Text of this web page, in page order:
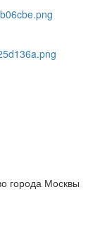
города Москвы